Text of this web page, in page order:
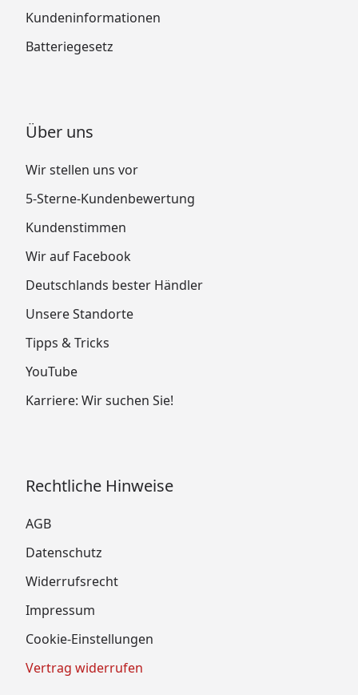
Kundeninformationen
Batteriegesetz
Über uns
Wir stellen uns vor
5-Sterne-Kundenbewertung
Kundenstimmen
Wir auf Facebook
Deutschlands bester Händler
Unsere Standorte
Tipps & Tricks
YouTube
Karriere: Wir suchen Sie!
Rechtliche Hinweise
AGB
Datenschutz
Widerrufsrecht
Impressum
Cookie-Einstellungen
Vertrag widerrufen